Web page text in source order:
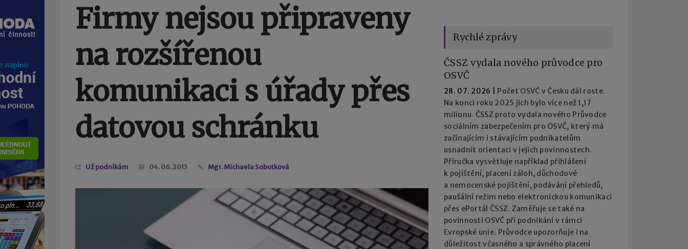
Firmy nejsou připraveny
na rozšířenou
komunikaci s úřady přes
datovou schránku
Už podnikám 04. 06. 2013 Mgr. Michaela Sobotková
Rychlé zprávy
ČSSZ vydala nového průvodce pro
OSVČ
28. 07. 2026
Počet OSVČ v Česku dál roste.
Na konci roku 2025 jich bylo více než 1,17
milionu. ČSSZ proto vydala nového Průvodce
sociálním zabezpečením pro OSVČ, který má
začínajícím i stávajícím podnikatelům
usnadnit orientaci v jejich povinnostech.
Příručka vysvětluje například přihlášení
k pojištění, placení záloh, důchodové
a nemocenské pojištění, podávání přehledů,
paušální režim nebo elektronickou komunikaci
přes ePortál ČSSZ. Zaměřuje se také na
povinnosti OSVČ při podnikání v rámci
Evropské unie. Průvodce upozorňuje i na
důležitost včasného a správného placení